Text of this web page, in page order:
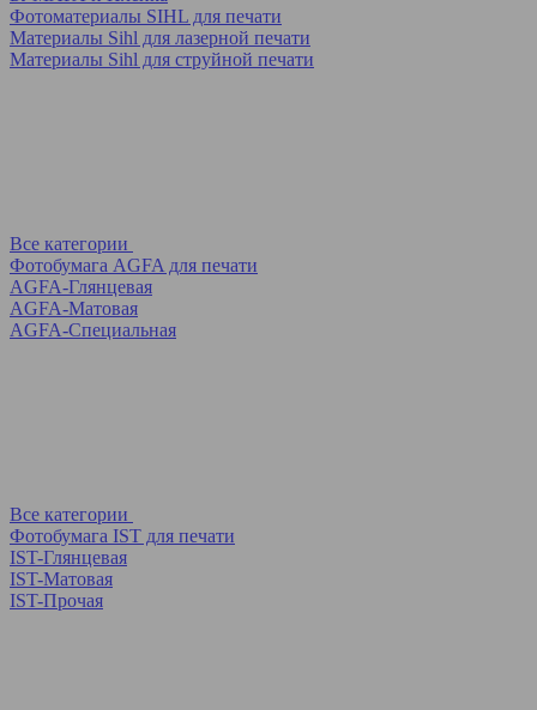
Фотоматериалы SIHL для печати
Материалы Sihl для лазерной печати
Материалы Sihl для струйной печати
Все категории
Фотобумага AGFA для печати
AGFA-Глянцевая
AGFA-Матовая
AGFA-Специальная
Все категории
Фотобумага IST для печати
IST-Глянцевая
IST-Матовая
IST-Прочая